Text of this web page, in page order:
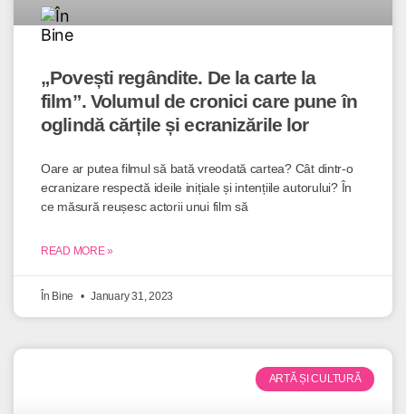
„Povești regândite. De la carte la
film”. Volumul de cronici care pune în
oglindă cărțile și ecranizările lor
Oare ar putea filmul să bată vreodată cartea? Cât dintr-o
ecranizare respectă ideile inițiale și intențiile autorului? În
ce măsură reușesc actorii unui film să
READ MORE »
În Bine January 31, 2023
ARTĂ ȘI CULTURĂ